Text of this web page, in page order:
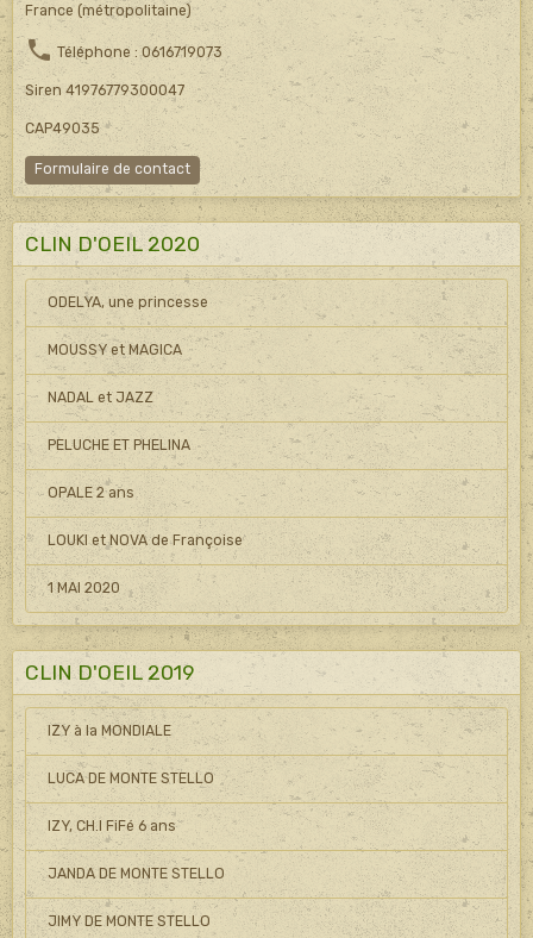
France (métropolitaine)
Téléphone : 0616719073
Siren 41976779300047
CAP49035
Formulaire de contact
CLIN D'OEIL 2020
ODELYA, une princesse
MOUSSY et MAGICA
NADAL et JAZZ
PELUCHE ET PHELINA
OPALE 2 ans
LOUKI et NOVA de Françoise
1 MAI 2020
CLIN D'OEIL 2019
IZY à la MONDIALE
LUCA DE MONTE STELLO
IZY, CH.I FiFé 6 ans
JANDA DE MONTE STELLO
JIMY DE MONTE STELLO